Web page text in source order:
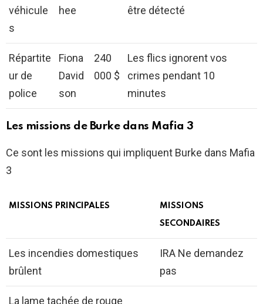
véhicule
s
hee
être détecté
Répartite
ur de
police
Fiona
David
son
240
000 $
Les flics ignorent vos
crimes pendant 10
minutes
Les missions de Burke dans Mafia 3
Ce sont les missions qui impliquent Burke dans Mafia
3
MISSIONS PRINCIPALES MISSIONS
SECONDAIRES
Les incendies domestiques
brûlent
IRA Ne demandez
pas
La lame tachée de rouge